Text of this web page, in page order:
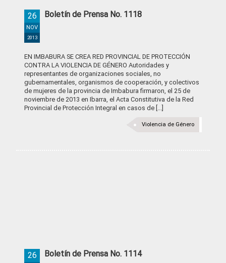
Boletín de Prensa No. 1118
26
NOV
2013
EN IMBABURA SE CREA RED PROVINCIAL DE PROTECCIÓN
CONTRA LA VIOLENCIA DE GÉNERO Autoridades y
representantes de organizaciones sociales, no
gubernamentales, organismos de cooperación, y colectivos
de mujeres de la provincia de Imbabura firmaron, el 25 de
noviembre de 2013 en Ibarra, el Acta Constitutiva de la Red
Provincial de Protección Integral en casos de [...]
Violencia de Género
Boletín de Prensa No. 1114
26